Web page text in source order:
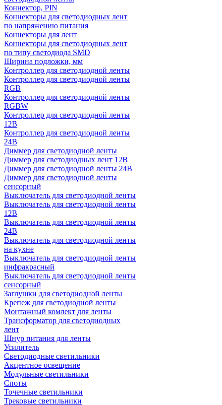
Коннектор, PIN
Коннекторы для светодиодных лент
по напряжению питания
Коннекторы для лент
Коннекторы для светодиодных лент
по типу светодиода SMD
Ширина подложки, мм
Контроллер для светодиодной ленты
Контроллер для светодиодной ленты
RGB
Контроллер для светодиодной ленты
RGBW
Контроллер для светодиодной ленты
12В
Контроллер для светодиодной ленты
24В
Диммер для светодиодной ленты
Диммер для светодиодных лент 12В
Диммер для светодиодной ленты 24В
Диммер для светодиодной ленты
сенсорный
Выключатель для светодиодной ленты
Выключатель для светодиодной ленты
12В
Выключатель для светодиодной ленты
24В
Выключатель для светодиодной ленты
на кухне
Выключатель для светодиодной ленты
инфракрасный
Выключатель для светодиодной ленты
сенсорный
Заглушки для светодиодной ленты
Крепеж для светодиодной ленты
Монтажный комлект для ленты
Трансформатор для светодиодных
лент
Шнур питания для ленты
Усилитель
Светодиодные светильники
Акцентное освещение
Модульные светильники
Споты
Точечные светильники
Трековые светильники